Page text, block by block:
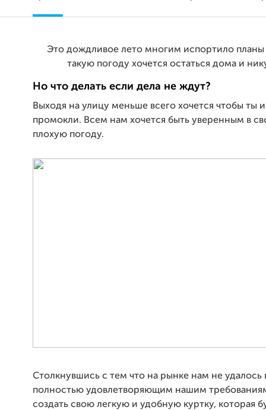
Это дождливое лето многим испортило планы
такую погоду хочется остаться дома и
Но что делать если дела не ждут?
Выходя на улицу меньше всего хочется чтобы ты
промокли. Всем нам хочется быть уверенным в
плохую погоду.
Столкнувшись с тем что на рынке нам не удалось
полностью удовлетворяющим нашим
создать свою легкую и удобную куртку, которая